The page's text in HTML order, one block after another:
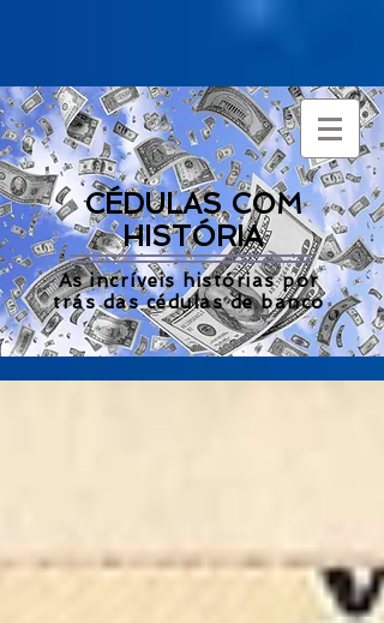
CÉDULAS COM
HISTÓRIA
As incríveis histórias por
trás das cédulas de banco